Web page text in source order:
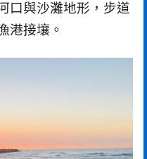
口與沙灘地形，步道
港接壤。